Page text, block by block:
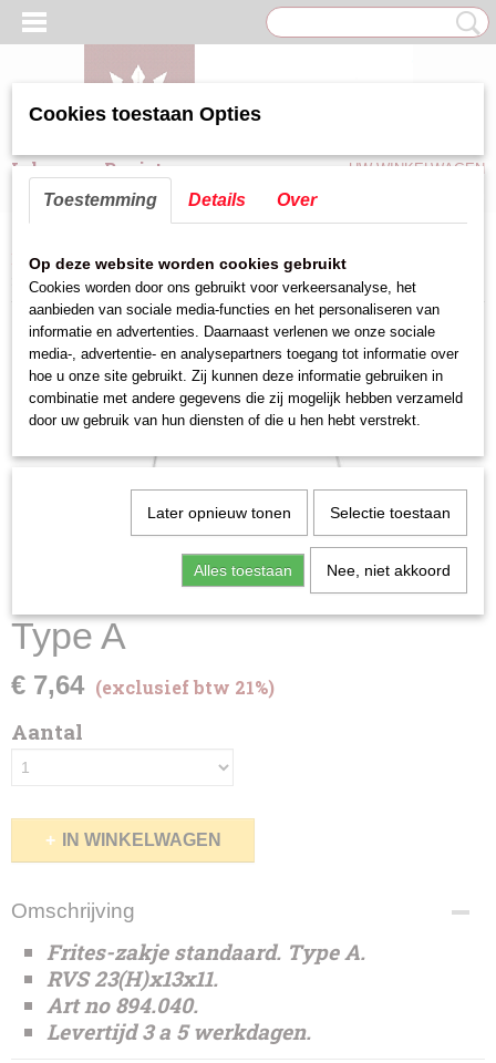
Inloggen Registreren UW WINKELWAGEN
Home>Keuken hulpmiddelen>Friet benodigdheden
Frites-zakjes standaard Type A
Frites-zakjes standaard
Type A
€ 7,64 (exclusief btw 21%)
Aantal
IN WINKELWAGEN
Omschrijving
Frites-zakje standaard. Type A.
RVS 23(H)x13x11.
Art no 894.040.
Levertijd 3 a 5 werkdagen.
Cookies toestaan Opties
Toestemming Details Over
Op deze website worden cookies gebruikt
Cookies worden door ons gebruikt voor verkeersanalyse, het
aanbieden van sociale media-functies en het personaliseren van
informatie en advertenties. Daarnaast verlenen we onze sociale
media-, advertentie- en analysepartners toegang tot informatie over
hoe u onze site gebruikt. Zij kunnen deze informatie gebruiken in
combinatie met andere gegevens die zij mogelijk hebben verzameld
door uw gebruik van hun diensten of die u hen hebt verstrekt.
Later opnieuw tonen Selectie toestaan
Alles toestaan Nee, niet akkoord